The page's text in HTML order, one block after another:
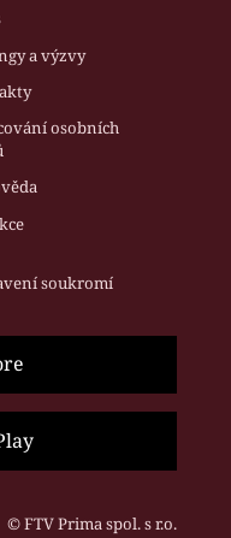
a výzvy
osobních
soukromí
© FTV Prima spol. s r.o.